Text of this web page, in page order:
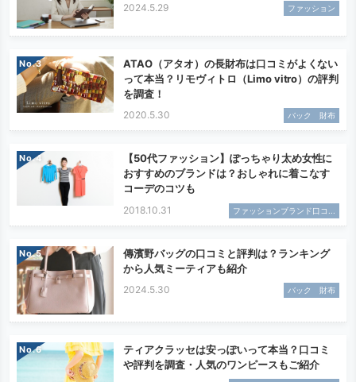
2024.5.29 ファッション
No.
ATAO（アタオ）の長財布は口コミがよくない
って本当？リモヴィトロ（Limo vitro）の評判
を調査！
2020.5.30 バック 財布
No.
【50代ファッション】ぽっちゃり太め女性に
おすすめのブランドは？おしゃれに着こなす
コーデのコツも
2018.10.31 ファッションブランド口コ...
No.
傳濱野バッグの口コミと評判は？ランキング
から人気ミーティアも紹介
2024.5.30 バック 財布
No.
ティアクラッセは安っぽいって本当？口コミ
や評判を調査・人気のワンピースもご紹介